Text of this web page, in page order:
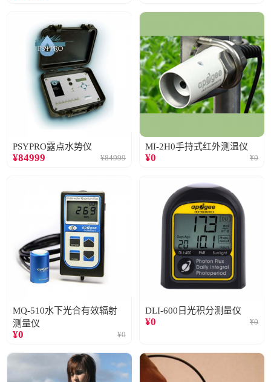
PSYPRO露点水势仪
¥84999 ¥84999
MI-2H0手持式红外测温仪
¥0 ¥0
MQ-510水下光合有效辐射
测量仪
¥0 ¥0
DLI-600日光积分测量仪
¥0 ¥0